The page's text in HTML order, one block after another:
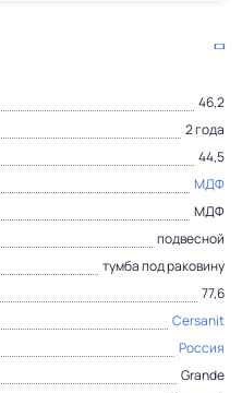
46,2
2 года
44,5
МДФ
МДФ
подвесной
тумба под раковину
77,6
Cersanit
Россия
Grande